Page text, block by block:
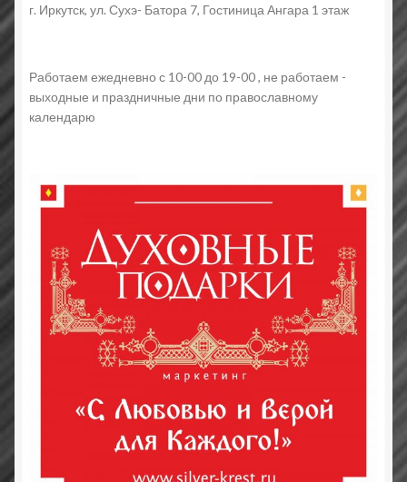
г. Иркутск, ул. Сухэ- Батора 7, Гостиница Ангара 1 этаж
Работаем ежедневно с 10-00 до 19-00 , не работаем -
выходные и праздничные дни по православному
календарю